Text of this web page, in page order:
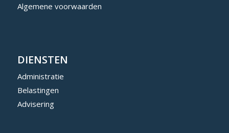
Algemene voorwaarden
DIENSTEN
Administratie
Belastingen
Advisering